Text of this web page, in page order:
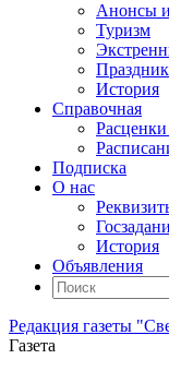
Анонсы
Туризм
Праздник
История
Справочная
Подписка
О нас
История
Объявления
Поиск
Искать:
Редакция газеты
Газета